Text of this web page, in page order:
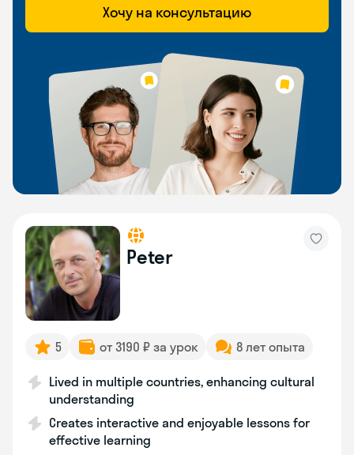
Хочу на консультацию
Peter
5 от 3190 ₽ за урок 8 лет опыта
Lived in multiple countries, enhancing cultural
understanding
Creates interactive and enjoyable lessons for
effective learning